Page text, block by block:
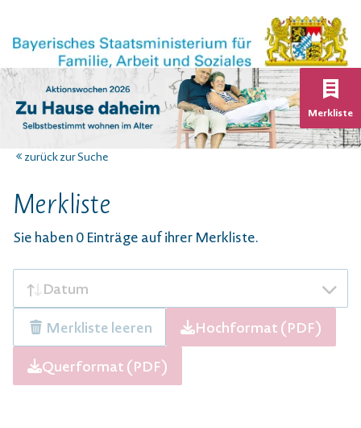
Merkliste
zurück zur Suche
Merkliste
Sie haben 0 Einträge auf ihrer Merkliste.
Aktuelle Sortierung:
Datum
Merkliste leeren Merkzettel als
Hochformat (PDF)
Merkzettel als
Querformat (PDF)